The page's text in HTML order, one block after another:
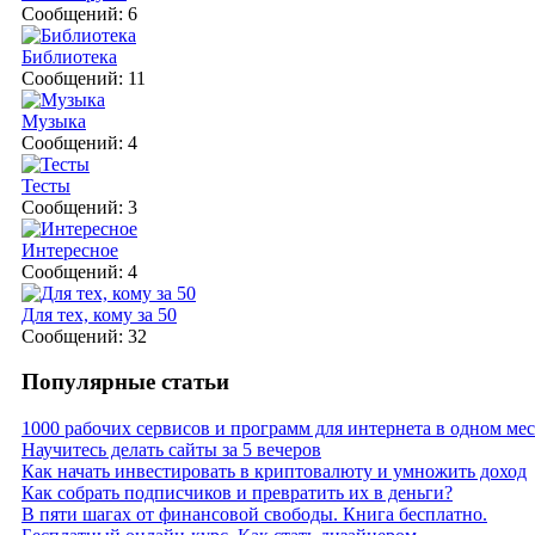
Сообщений: 6
Библиотека
Сообщений: 11
Музыка
Сообщений: 4
Тесты
Сообщений: 3
Интересное
Сообщений: 4
Для тех, кому за 50
Сообщений: 32
Популярные статьи
1000 рабочих сервисов и программ для интернета в одном
Научитесь делать сайты за 5 вечеров
Как начать инвестировать в криптовалюту и умножить доход
Как собрать подписчиков и превратить их в деньги?
В пяти шагах от финансовой свободы. Книга бесплатно.